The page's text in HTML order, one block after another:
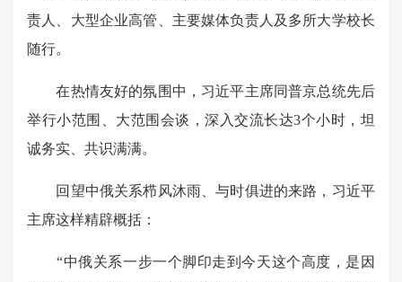
责人、大型企业高管、主要媒体负责人及多所大学校长
随行。
在热情友好的氛围中，习近平主席同普京总统先后
举行小范围、大范围会谈，深入交流长达3个小时，坦
诚务实、共识满满。
回望中俄关系栉风沐雨、与时俱进的来路，习近平
主席这样精辟概括：
“中俄关系一步一个脚印走到今天这个高度，是因